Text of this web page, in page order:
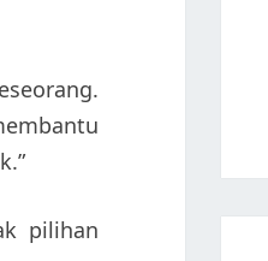
pilihan